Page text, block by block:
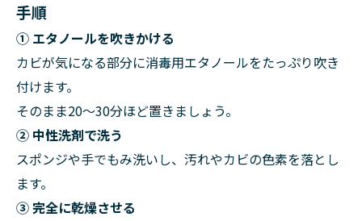
手順
① エタノールを吹きかける
カビが気になる部分に消毒用エタノールをたっぷり吹き
付けます。
そのまま20～30分ほど置きましょう。
② 中性洗剤で洗う
スポンジや手でもみ洗いし、汚れやカビの色素を落とし
ます。
③ 完全に乾燥させる